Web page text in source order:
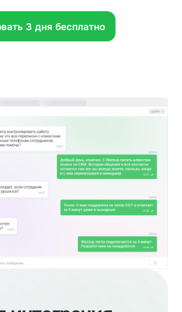
3 дня бесплатно